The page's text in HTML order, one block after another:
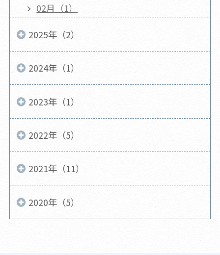
02月（1）
2025年（2）
2024年（1）
2023年（1）
2022年（5）
2021年（11）
2020年（5）